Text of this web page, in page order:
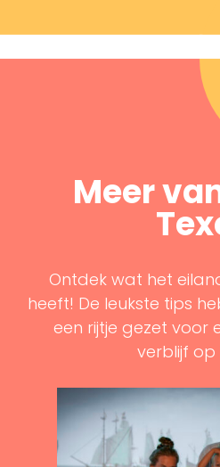
Meer
Ontdek wat het
heeft! De leukste tips
een rijtje gezet voor
verblijf op